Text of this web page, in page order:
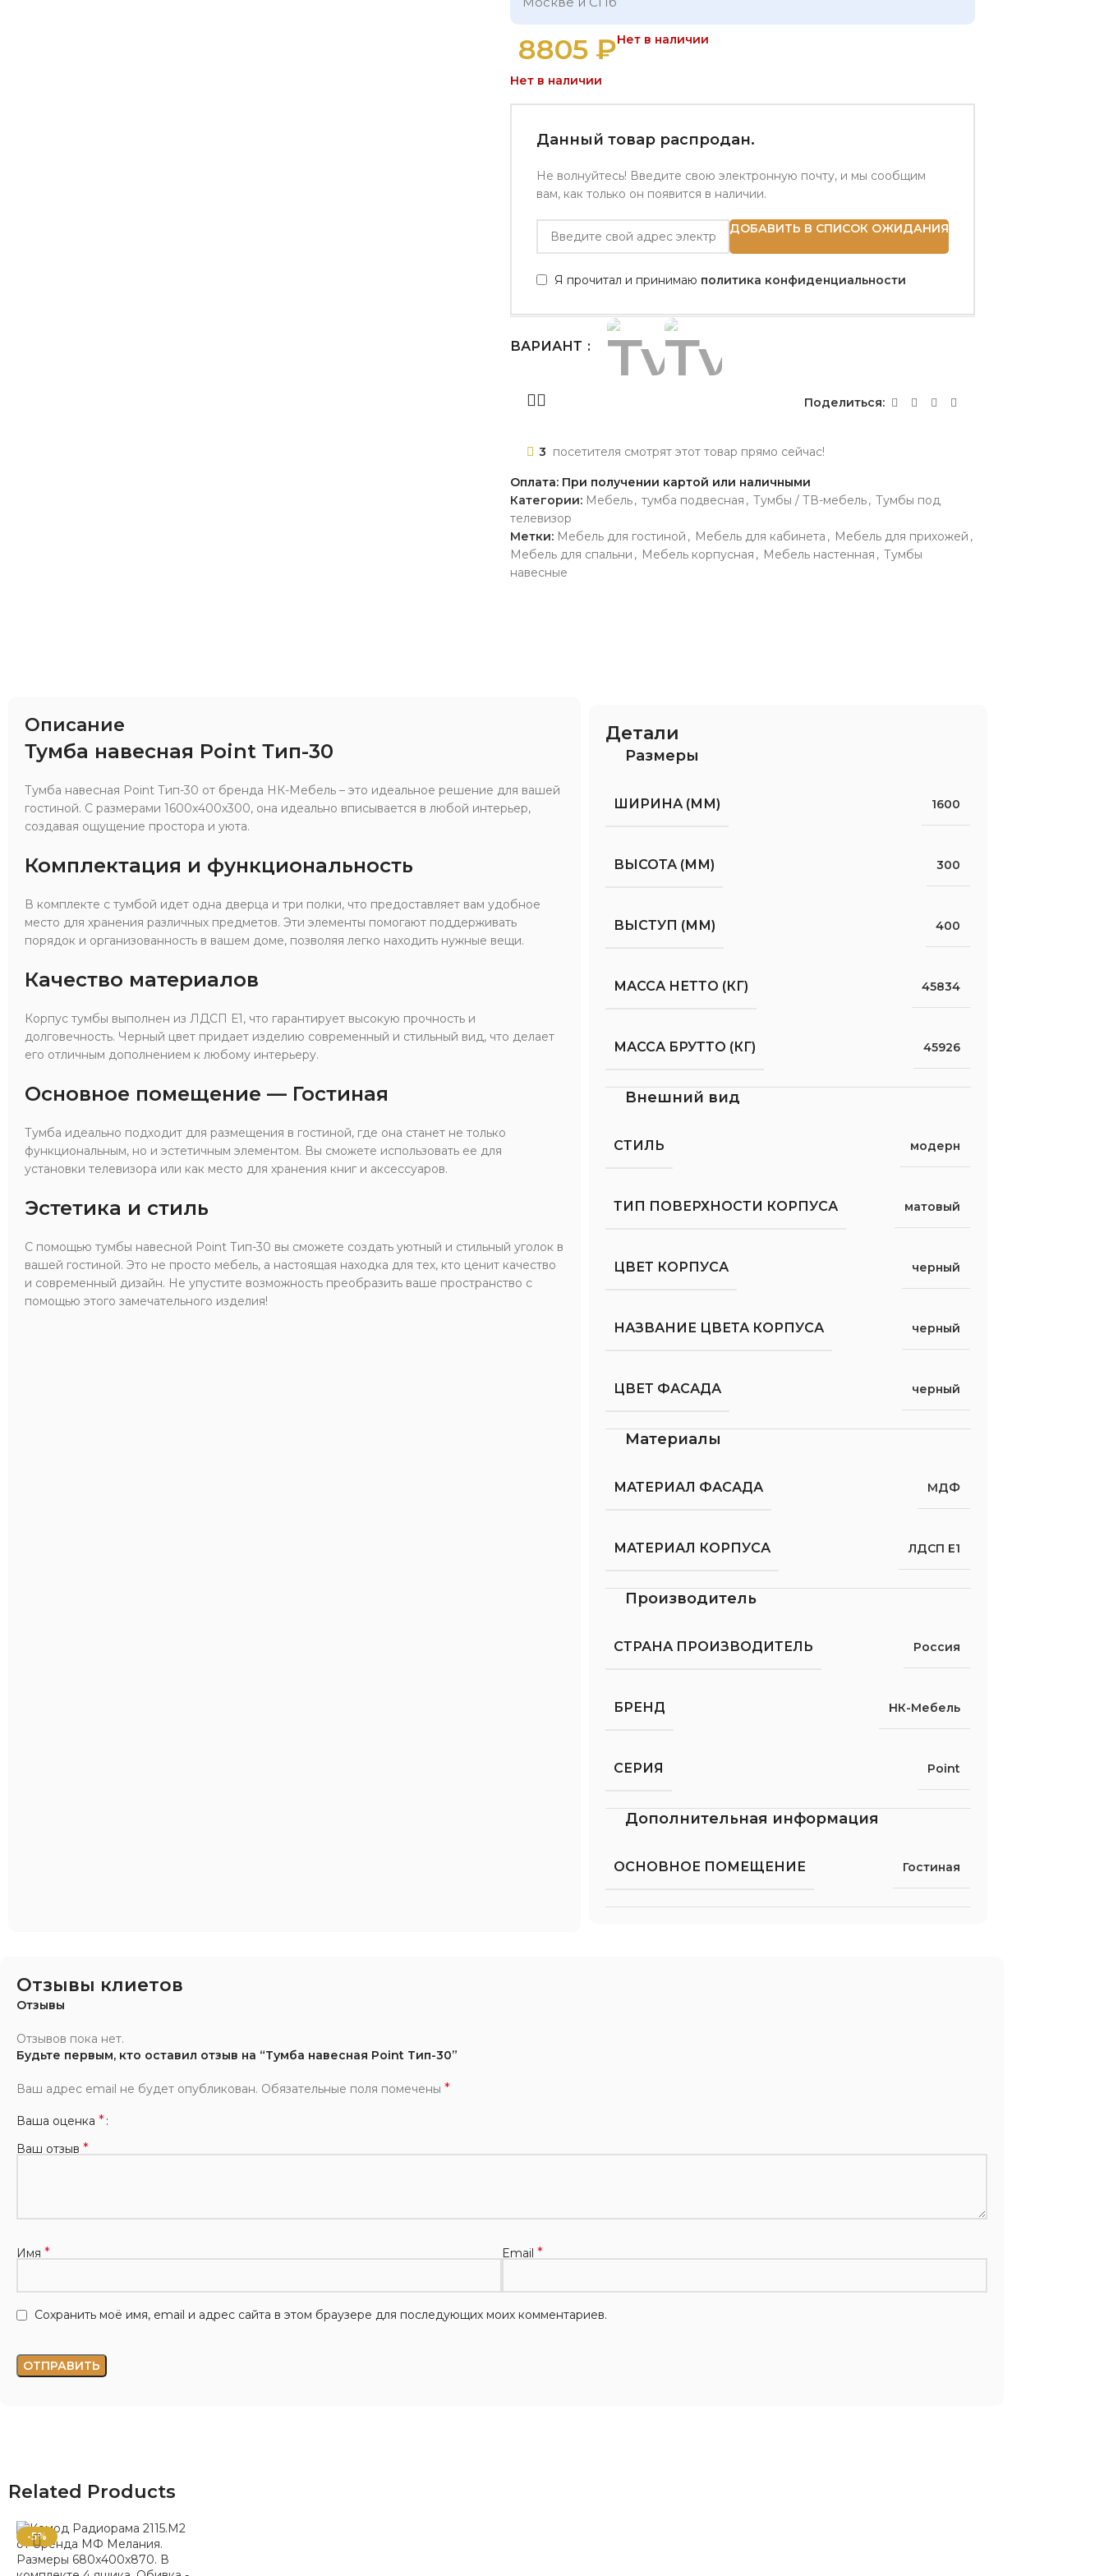
8805 ₽Нет в наличии
Нет в наличии
Данный товар распродан.
Не волнуйтесь! Введите свою электронную почту, и мы сообщим
вам, как только он появится в наличии.
ДОБАВИТЬ В СПИСОК ОЖИДАНИЯ
Я прочитал и принимаю политика конфиденциальности
ВАРИАНТ
Поделиться:
3 посетителя смотрят этот товар прямо сейчас!
Оплата: При получении картой или наличными
Категории: Мебель, тумба подвесная , Тумбы / ТВ-мебель, Тумбы под
телевизор
Метки: Мебель для гостиной , Мебель для кабинета , Мебель для прихожей ,
Мебель для спальни , Мебель корпусная , Мебель настенная , Тумбы
навесные
Описание
Тумба навесная Point Тип-30
Тумба навесная Point Тип-30 от бренда НК-Мебель – это идеальное решение для вашей
гостиной. С размерами 1600x400x300, она идеально вписывается в любой интерьер,
создавая ощущение простора и уюта.
Комплектация и функциональность
В комплекте с тумбой идет одна дверца и три полки, что предоставляет вам удобное
место для хранения различных предметов. Эти элементы помогают поддерживать
порядок и организованность в вашем доме, позволяя легко находить нужные вещи.
Качество материалов
Корпус тумбы выполнен из ЛДСП Е1, что гарантирует высокую прочность и
долговечность. Черный цвет придает изделию современный и стильный вид, что делает
его отличным дополнением к любому интерьеру.
Основное помещение — Гостиная
Тумба идеально подходит для размещения в гостиной, где она станет не только
функциональным, но и эстетичным элементом. Вы сможете использовать ее для
установки телевизора или как место для хранения книг и аксессуаров.
Эстетика и стиль
С помощью тумбы навесной Point Тип-30 вы сможете создать уютный и стильный уголок в
вашей гостиной. Это не просто мебель, а настоящая находка для тех, кто ценит качество
и современный дизайн. Не упустите возможность преобразить ваше пространство с
помощью этого замечательного изделия!
Детали
Размеры
ШИРИНА (ММ) 1600
ВЫСОТА (ММ) 300
ВЫСТУП (ММ) 400
МАССА НЕТТО (КГ) 45834
МАССА БРУТТО (КГ) 45926
Внешний вид
СТИЛЬ модерн
ТИП ПОВЕРХНОСТИ КОРПУСА матовый
ЦВЕТ КОРПУСА черный
НАЗВАНИЕ ЦВЕТА КОРПУСА черный
ЦВЕТ ФАСАДА черный
Материалы
МАТЕРИАЛ ФАСАДА МДФ
МАТЕРИАЛ КОРПУСА ЛДСП Е1
Производитель
СТРАНА ПРОИЗВОДИТЕЛЬ Россия
БРЕНД НК-Мебель
СЕРИЯ Point
Дополнительная информация
ОСНОВНОЕ ПОМЕЩЕНИЕ Гостиная
Отзывы клиетов
Отзывы
Отзывов пока нет.
Будьте первым, кто оставил отзыв на “Тумба навесная Point Тип-30”
Ваш адрес email не будет опубликован. Обязательные поля помечены *
Ваша оценка *
Ваш отзыв *
Имя * Email *
Сохранить моё имя, email и адрес сайта в этом браузере для последующих моих комментариев.
Related Products
-5%